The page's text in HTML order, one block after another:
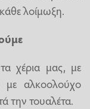
λοίμωξη.
χέρια μας, με
με αλκοολούχο
την τουαλέτα.